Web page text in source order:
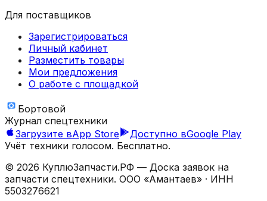
Для поставщиков
Зарегистрироваться
Личный кабинет
Разместить товары
Мои предложения
О работе с площадкой
Бортовой
Журнал спецтехники
Загрузите вApp Store Доступно вGoogle Play
Учёт техники голосом. Бесплатно.
© 2026 КуплюЗапчасти.РФ — Доска заявок на
запчасти спецтехники. ООО «Амантаев» · ИНН
5503276621